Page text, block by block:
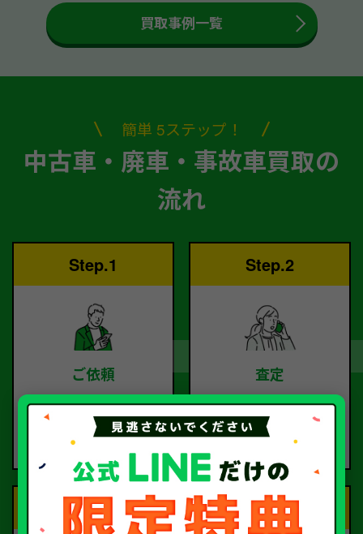
買取事例一覧
簡単 5ステップ！
中古車・廃車・事故車買取の
流れ
Step.1
ご依頼
お電話または査定フォー
ムより
ご依頼ください。
Step.2
査定
査定のプロが
お電話で回答いたしま
す。
Step.3 Step.4